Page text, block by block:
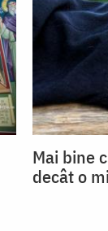
Mai bine
decât o